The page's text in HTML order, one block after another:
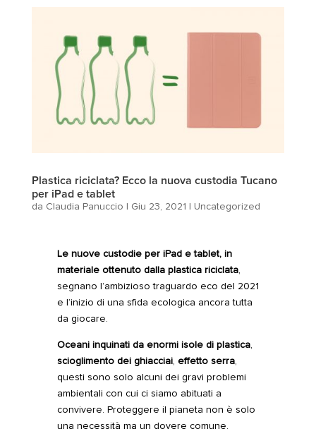
Plastica riciclata? Ecco la nuova custodia Tucano
per iPad e tablet
da Claudia Panuccio Giu 23, 2021 Uncategorized
Le nuove custodie per iPad etablet, in
materiale ottenuto dalla plastica riciclata,
segnano l’ambizioso traguardo eco del 2021
e l’inizio di una sfida ecologica ancora tutta
da giocare.
Oceani inquinati da enormi isole di plastica,
scioglimento dei ghiacciai, effetto serra,
questi sono solo alcuni dei gravi problemi
ambientali con cui ci siamo abituati a
convivere. Proteggere il pianeta non è solo
una necessità ma un dovere comune.